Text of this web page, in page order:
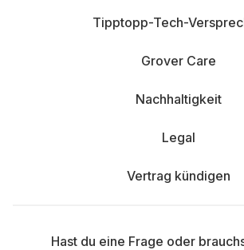
Tipptopp-Tech-
Grover Care
Nachhaltigkeit
Legal
Vertrag kündigen
Hast du eine Frage oder